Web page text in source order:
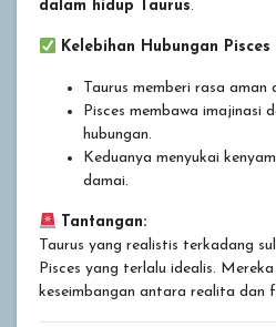
dalam hidup Taurus.
Kelebihan Hubungan Pisces
Taurus memberi rasa
Pisces membawa imajinasi
hubungan.
Keduanya menyukai
damai.
Tantangan:
Taurus yang realistis terkadang
Pisces yang terlalu idealis.
keseimbangan antara realita dan